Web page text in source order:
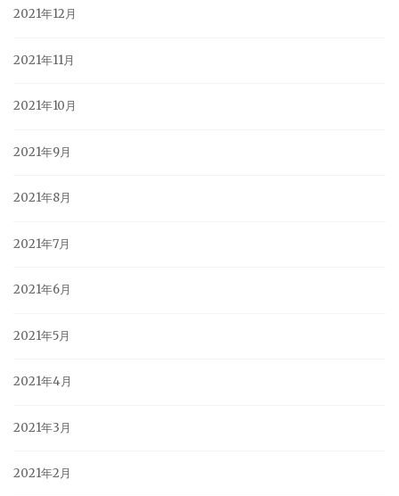
2021年12月
2021年11月
2021年10月
2021年9月
2021年8月
2021年7月
2021年6月
2021年5月
2021年4月
2021年3月
2021年2月